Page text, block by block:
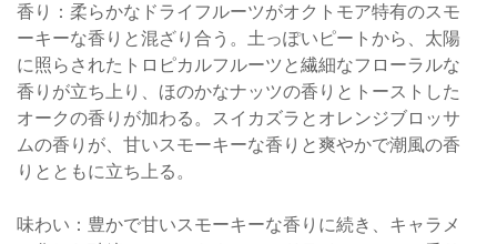
香り：柔らかなドライフルーツがオクトモア特有のスモ
ーキーな香りと混ざり合う。土っぽいピートから、太陽
に照らされたトロピカルフルーツと繊細なフローラルな
香りが立ち上り、ほのかなナッツの香りとトーストした
オークの香りが加わる。スイカズラとオレンジブロッサ
ムの香りが、甘いスモーキーな香りと爽やかで潮風の香
りとともに立ち上る。
味わい：豊かで甘いスモーキーな香りに続き、キャラメ